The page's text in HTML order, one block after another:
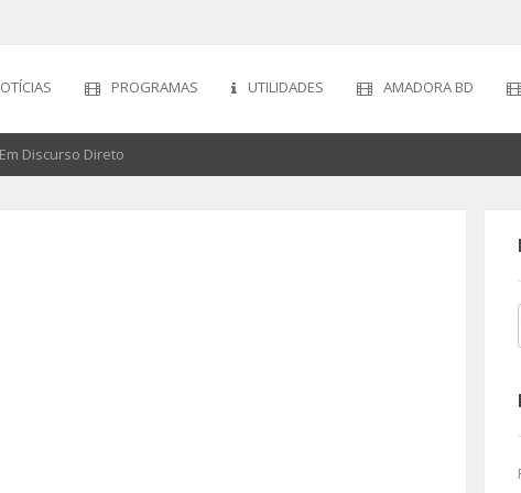
PROGRAMAS UTILIDADES AMADORA BD
Discurso Direto